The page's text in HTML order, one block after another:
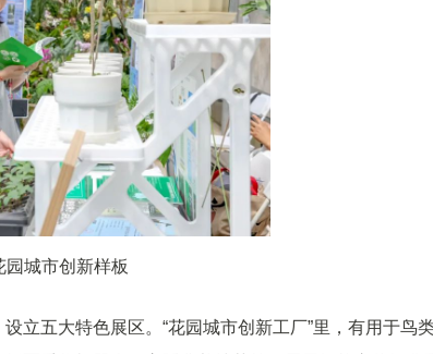
城市创新样板
立五大特色展区。“花园城市创新工厂”里，有用于鸟